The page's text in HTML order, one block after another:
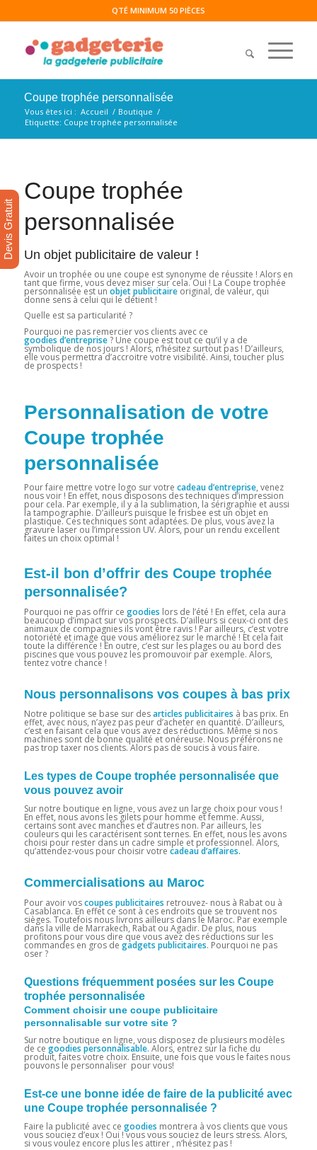
QTÉ MINIMUM 50 PIÈCES
Coupe trophée personnalisée
Vous êtes ici : Accueil / Boutique /
Etiquette: Coupe trophée personnalisée
Coupe trophée
personnalisée
Un objet publicitaire de valeur !
Avoir un trophée ou une coupe est synonyme de réussite ! Alors en
tant que firme, vous devez miser sur cela. Oui ! La Coupe trophée
personnalisée est un objet publicitaireoriginal, de valeur, qui
donne sens à celui qui le détient !
Quelle est sa particularité ?
Pourquoi ne pas remercier vos clients avec ce
goodies d’entreprise? Une coupe est tout ce qu’il y a de
symbolique de nos jours ! Alors, n’hésitez surtout pas ! D’ailleurs,
elle vous permettra d’accroitre votre visibilité. Ainsi, toucher plus
de prospects !
Personnalisation de votre
Coupe trophée
personnalisée
Pour faire mettre votre logo sur votre cadeau d’entreprise, venez
nous voir ! En effet, nous disposons des techniques d’impression
pour cela. Par exemple, il y a la sublimation, la sérigraphie et aussi
la tampographie. D’ailleurs puisque le frisbee est un objet en
plastique. Ces techniques sont adaptées. De plus, vous avez la
gravure laser ou l’impression UV. Alors, pour un rendu excellent
faites un choix optimal !
Est-il bon d’offrir des Coupe trophée
personnalisée?
Pourquoi ne pas offrir ce goodies lors de l’été ! En effet, cela aura
beaucoup d’impact sur vos prospects. D’ailleurs si ceux-ci ont des
animaux de compagnies ils vont être ravis ! Par ailleurs, c’est votre
notoriété et image que vous améliorez sur le marché ! Et cela fait
toute la différence ! En outre, c’est sur les plages ou au bord des
piscines que vous pouvez les promouvoir par exemple. Alors,
tentez votre chance !
Nous personnalisons vos coupes à bas prix
Notre politique se base sur desarticles publicitaires à bas prix. En
effet, avec nous, n’ayez pas peur d’acheter en quantité. D’ailleurs,
c’est en faisant cela que vous avez des réductions. Même si nos
machines sont de bonne qualité et onéreuse. Nous préférons ne
pas trop taxer nos clients. Alors pas de soucis à vous faire.
Les types de Coupe trophée personnalisée que
vous pouvez avoir
Sur notre boutique en ligne, vous avez un large choix pour vous !
En effet, nous avons les gilets pour homme et femme. Aussi,
certains sont avec manches et d’autres non. Par ailleurs, les
couleurs qui les caractérisent sont ternes. En effet, nous les avons
choisi pour rester dans un cadre simple et professionnel. Alors,
qu’attendez-vous pour choisir votre cadeau d’affaires.
Commercialisations au Maroc
Pour avoir voscoupes publicitaires retrouvez- nous à Rabat ou à
Casablanca. En effet ce sont à ces endroits que se trouvent nos
sièges. Toutefois nous livrons ailleurs dans le Maroc. Par exemple
dans la ville de Marrakech, Rabat ou Agadir. De plus, nous
profitons pour vous dire que vous avez des réductions sur les
commandes en gros de gadgets publicitaires. Pourquoi ne pas
oser ?
Questions fréquemment posées sur les Coupe
trophée personnalisée
Comment choisir une coupe publicitaire
personnalisable sur votre site ?
Sur notre boutique en ligne, vous disposez de plusieurs modèles
de ce goodies personnalisable. Alors, entrez sur la fiche du
produit, faites votre choix. Ensuite, une fois que vous le faites nous
pouvons le personnaliser pour vous!
Est-ce une bonne idée de faire de la publicité avec
une Coupe trophée personnalisée ?
Faire la publicité avec ce goodies montrera à vos clients que vous
vous souciez d’eux ! Oui ! vous vous souciez de leurs stress. Alors,
si vous voulez encore plus les attirer , n’hésitez pas !
Devis Gratuit